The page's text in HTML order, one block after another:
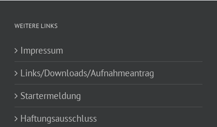
WEITERE LINKS
Impressum
Links/Downloads/Aufnahmeantrag
Startermeldung
Haftungsausschluss